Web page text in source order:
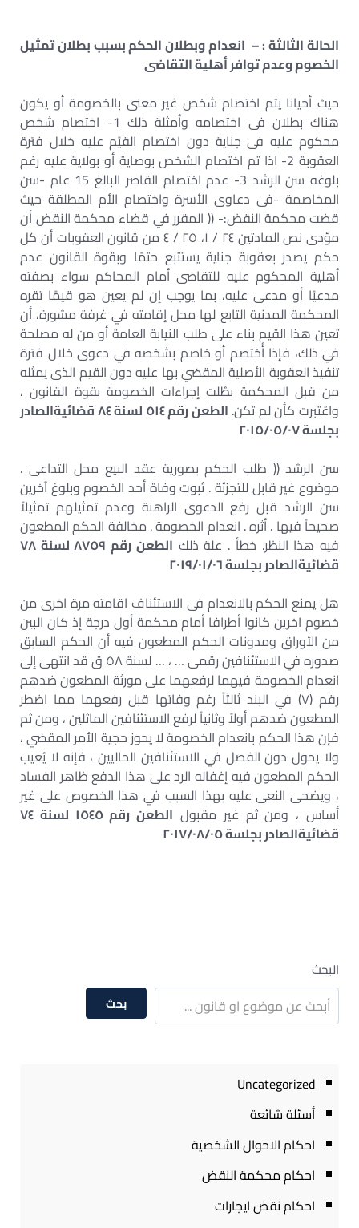
الحالة الثالثة : – انعدام وبطلان الحكم بسبب بطلان تمثيل
الخصوم وعدم توافر أهلية التقاضى
حيث أحيانا يتم اختصام شخص غير معنى بالخصومة أو يكون
هناك بطلان فى اختصامه وأمثلة ذلك 1- اختصام شخص
محكوم عليه فى جناية دون اختصام القيًم عليه خلال فترة
العقوبة 2- اذا تم اختصام الشخص بوصاية أو بولاية عليه رغم
بلوغه سن الرشد 3- عدم اختصام القاصر البالغ 15 عام -سن
المخاصمة -فى دعاوى الأسرة واختصام الأم المطلقة حيث
قضت محكمة النقض:- (( المقرر في قضاء محكمة النقض أن
مؤدى نص المادتين ٢٤ / ١، ٢٥ / ٤ من قانون العقوبات أن كل
حكم يصدر بعقوبة جناية يستتبع حتمًا وبقوة القانون عدم
أهلية المحكوم عليه للتقاضى أمام المحاكم سواء بصفته
مدعيًا أو مدعى عليه، بما يوجب إن لم يعين هو قيمًا تقره
المحكمة المدنية التابع لها محل إقامته في غرفة مشورة، أن
تعين هذا القيم بناء على طلب النيابة العامة أو من له مصلحة
في ذلك، فإذا أُختصم أو خاصم بشخصه في دعوى خلال فترة
تنفيذ العقوبة الأصلية المقضي بها عليه دون القيم الذى يمثله
من قبل المحكمة بطُلت إجراءات الخصومة بقوة القانون ،
واعُتبرت كأن لم تكن.
الطعن رقم ٥١٤ لسنة ٨٤ قضائيةالصادر
بجلسة ٢٠١٥/٠٥/٠٧
سن الرشد (( طلب الحكم بصورية عقد البيع محل التداعى .
موضوع غير قابل للتجزئة . ثبوت وفاة أحد الخصوم وبلوغ آخرين
سن الرشد قبل رفع الدعوى الراهنة وعدم تمثيلهم تمثيلاً
صحيحاً فيها . أثره . انعدام الخصومة . مخالفة الحكم المطعون
فيه هذا النظر. خطأ . علة ذلك
الطعن رقم ٨٧٥٩ لسنة ٧٨
قضائيةالصادر بجلسة ٢٠١٩/٠١/٠٦
هل يمنع الحكم بالانعدام فى الاستئناف اقامته مرة اخرى من
خصوم اخرين كانوا أطرافا أمام محكمة أول درجة إذ كان البين
من الأوراق ومدونات الحكم المطعون فيه أن الحكم السابق
صدوره في الاستئنافين رقمى … ، … لسنة ٥٨ ق قد انتهى إلى
انعدام الخصومة فيهما لرفعهما على مورثة المطعون ضدهم
رقم (٧) في البند ثالثاً رغم وفاتها قبل رفعهما مما اضطر
المطعون ضدهم أولاً وثانياً لرفع الاستئنافين الماثلين ، ومن ثم
فإن هذا الحكم بانعدام الخصومة لا يحوز حجية الأمر المقضي ،
ولا يحول دون الفصل في الاستئنافين الحاليين ، فإنه لا يُعيب
الحكم المطعون فيه إغفاله الرد على هذا الدفع ظاهر الفساد
، ويضحى النعى عليه بهذا السبب في هذا الخصوص على غير
أساس ، ومن ثم غير مقبول
الطعن رقم ١٥٤٥ لسنة ٧٤
قضائيةالصادر بجلسة ٢٠١٧/٠٨/٠٥
البحث
بحث
Uncategorized
أسئلة شائعة
احكام الاحوال الشخصية
احكام محكمة النقض
احكام نقض ايجارات